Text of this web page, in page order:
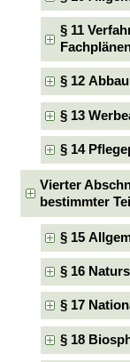
§ 11
§ 12
§ 13
§ 14
Vierter
bestimmter
§ 15
§ 16
§ 17
§ 18